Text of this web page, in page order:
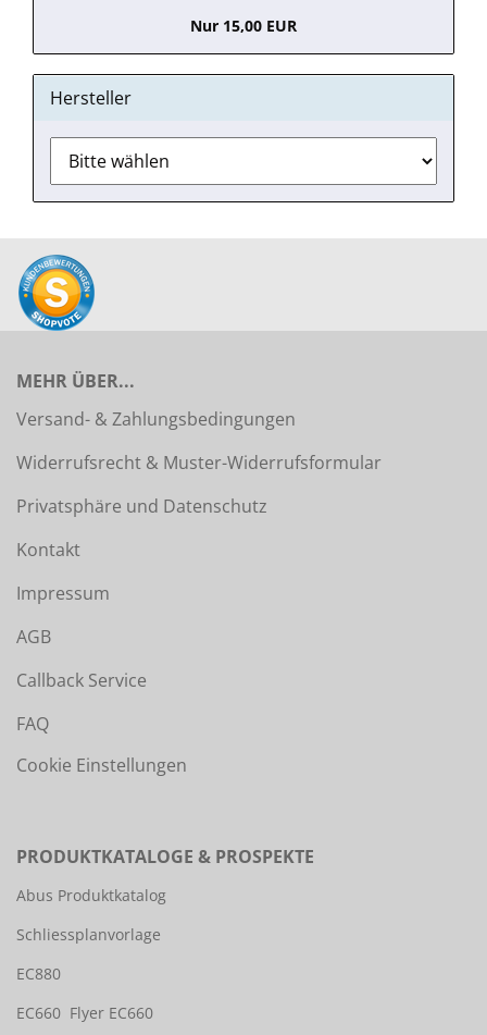
Nur 15,00 EUR
Hersteller
MEHR ÜBER...
Versand- & Zahlungsbedingungen
Widerrufsrecht & Muster-Widerrufsformular
Privatsphäre und Datenschutz
Kontakt
Impressum
AGB
Callback Service
FAQ
Cookie Einstellungen
PRODUKTKATALOGE & PROSPEKTE
Abus Produktkatalog
Schliessplanvorlage
EC880
EC660 Flyer EC660